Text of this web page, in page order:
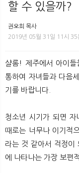
메
뉴
할 수 있을까?
권오희 목사
2019년 05월 31일 11시 35
샬롬! 제주에서 아이들
통하여 자녀들과 다음
기를 바랍니다.
청소년 시기가 되면 자
때로는 너무나 이기적
라는 것 같아서 걱정이
에 나타나는 가장 보편